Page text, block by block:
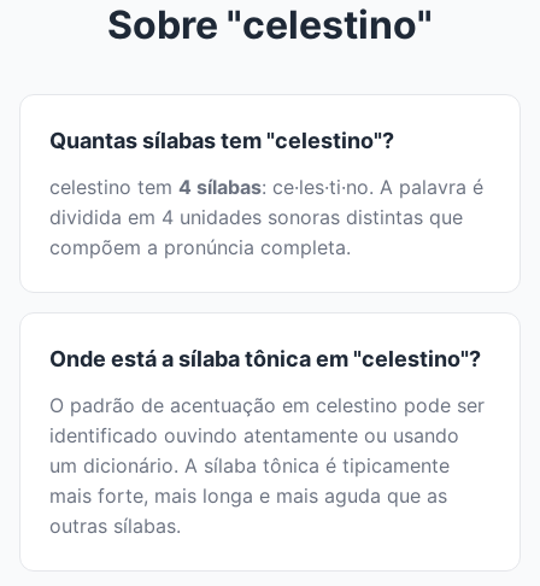
Sobre "celestino"
Quantas sílabas tem "celestino"?
celestino tem 4 sílabas: ce·les·ti·no. A palavra é
dividida em 4 unidades sonoras distintas que
compõem a pronúncia completa.
Onde está a sílaba tônica em "celestino"?
O padrão de acentuação em celestino pode ser
identificado ouvindo atentamente ou usando
um dicionário. A sílaba tônica é tipicamente
mais forte, mais longa e mais aguda que as
outras sílabas.